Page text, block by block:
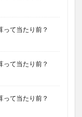
って当たり前？
って当たり前？
って当たり前？